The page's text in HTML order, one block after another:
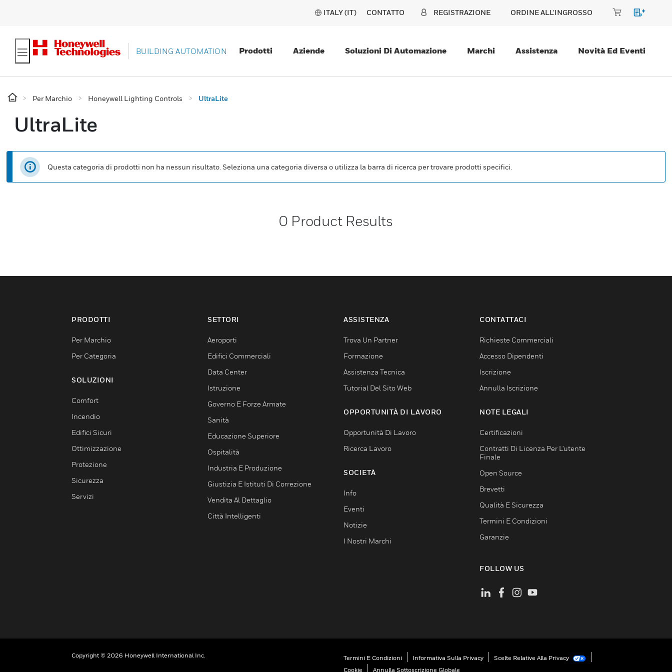
ITALY (IT) CONTATTO REGISTRAZIONE ORDINE ALL'INGROSSO
BUILDING AUTOMATION Prodotti Aziende Soluzioni Di Automazione Marchi Assistenza Novità Ed Eventi
Per Marchio Honeywell Lighting Controls UltraLite
UltraLite
Questa categoria di prodotti non ha nessun risultato. Seleziona una categoria diversa o utilizza la barra di ricerca per trovare prodotti specifici.
0 Product Results
PRODOTTI
Per Marchio
Per Categoria
SOLUZIONI
Comfort
Incendio
Edifici Sicuri
Ottimizzazione
Protezione
Sicurezza
Servizi
SETTORI
Aeroporti
Edifici Commerciali
Data Center
Istruzione
Governo E Forze Armate
Sanità
Educazione Superiore
Ospitalità
Industria E Produzione
Giustizia E Istituti Di Correzione
Vendita Al Dettaglio
Città Intelligenti
ASSISTENZA
Trova Un Partner
Formazione
Assistenza Tecnica
Tutorial Del Sito Web
OPPORTUNITÀ DI LAVORO
Opportunità Di Lavoro
Ricerca Lavoro
SOCIETÀ
Info
Eventi
Notizie
I Nostri Marchi
CONTATTACI
Richieste Commerciali
Accesso Dipendenti
Iscrizione
Annulla Iscrizione
NOTE LEGALI
Certificazioni
Contratti Di Licenza Per L'utente
Finale
Open Source
Brevetti
Qualità E Sicurezza
Termini E Condizioni
Garanzie
FOLLOW US
Copyright © 2026 Honeywell International Inc. Termini E Condizioni Informativa Sulla Privacy
Scelte Relative Alla Privacy
Cookie
Annulla Sottoscrizione Globale